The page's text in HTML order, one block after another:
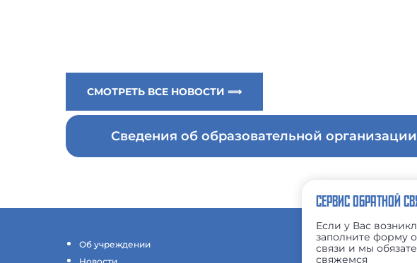
СМОТРЕТЬ ВСЕ НОВОСТИ ⟹
Сведения об образовательной организации
Об учреждении
СЕРВИС ОБРАТНОЙ
Если у Вас
заполните форму
связи и мы
свяжемся